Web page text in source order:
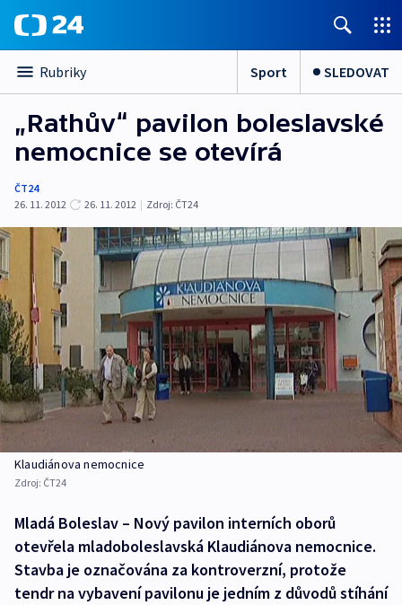
Rubriky Sport SLEDOVAT
„Rathův“ pavilon boleslavské
nemocnice se otevírá
ČT24
26. 11. 2012
26. 11. 2012 | Zdroj: ČT24
Klaudiánova nemocnice
Zdroj: ČT24
Mladá Boleslav – Nový pavilon interních oborů
otevřela mladoboleslavská Klaudiánova nemocnice.
Stavba je označována za kontroverzní, protože
tendr na vybavení pavilonu je jedním z důvodů stíhání